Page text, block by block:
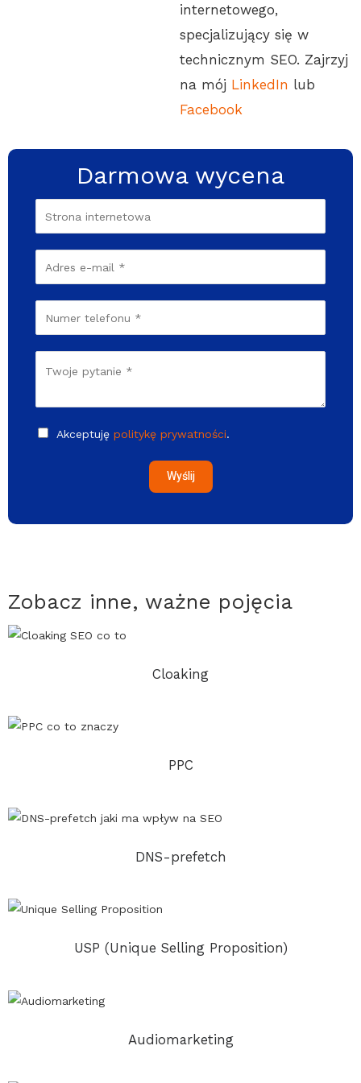
internetowego,
specjalizujący się w
technicznym SEO. Zajrzyj
na mój LinkedIn lub
Facebook
Darmowa wycena
Akceptuję politykę prywatności.
Wyślij
Zobacz inne, ważne pojęcia
Cloaking
PPC
DNS-prefetch
USP (Unique Selling Proposition)
Audiomarketing